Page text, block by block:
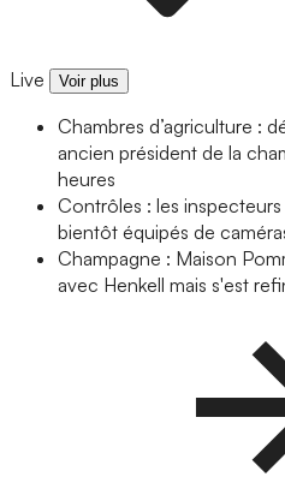
Live Voir plus
Chambres d’agriculture :
ancien président de la
heures
Contrôles : les inspecteurs
bientôt équipés de
Champagne : Maison
avec Henkell mais s'est